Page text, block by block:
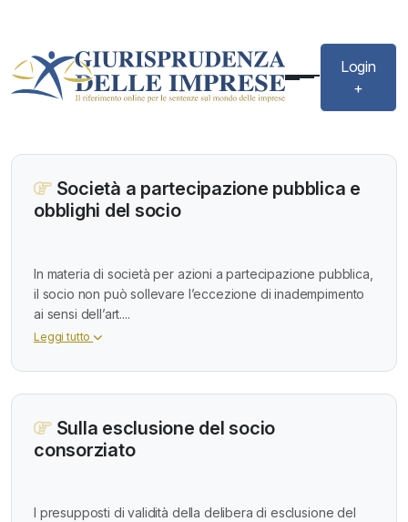
Login
+
Società a partecipazione pubblica e
obblighi del socio
In materia di società per azioni a partecipazione pubblica,
il socio non può sollevare l’eccezione di inadempimento
ai sensi dell’art....
Leggi tutto
Sulla esclusione del socio
consorziato
I presupposti di validità della delibera di esclusione del